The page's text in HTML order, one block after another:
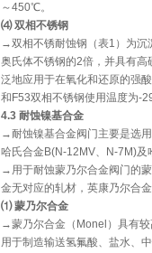
～450℃。
⑷ 双相不锈钢
→双相不锈耐蚀钢（表1）为沉
奥氏体不锈钢的2倍，并具有
泛地应用于在氧化和还原的强
和F53双相不锈钢使用温度为-
4.3 耐蚀镍基合金
→耐蚀镍基合金阀门主要是选
哈氏合金B(N-12MV、N-7M)及
→用于耐蚀蒙乃尔合金阀门的
金无对应的轧材，英康乃尔合
⑴ 蒙乃尔合金
→蒙乃尔合金（Monel）具有
用于制造输送氢氟酸、盐水、